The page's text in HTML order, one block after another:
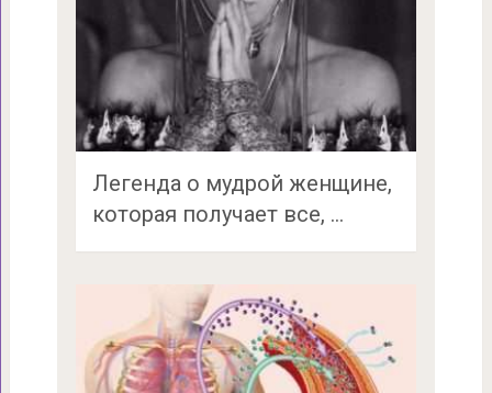
Легенда о мудрой женщине,
которая получает все, …